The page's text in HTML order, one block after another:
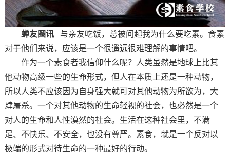
蝉友圈讯与亲友吃饭，总被问起我为什么要吃素。食素
对于他们来说，应该是一个很遥远很难理解的事情吧。
作为一个素食者我信仰什么呢？人类虽然是地球上比其
他动物高级一些的生命形式，但人在本质上还是一种动物，
所以人类不应该因为自身强大就可对其他动物为所欲为，大
肆屠杀。一个对其他动物的生命轻视的社会，也必然是一个
对人的生命和人性漠然的社会。生活在这种社会里，不满
足、不快乐、不安全，也没有尊严。素食，就是一个反对以
极端的形式对待生命的一种最好的行动。